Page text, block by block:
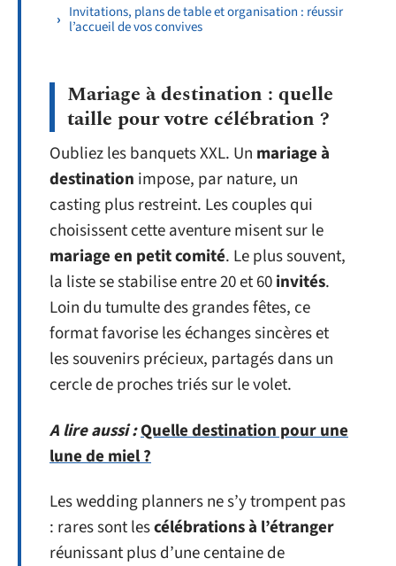
Invitations, plans de table et organisation : réussir
l’accueil de vos convives
Mariage à destination : quelle
taille pour votre célébration ?
Oubliez les banquets XXL. Un mariage à
destination impose, par nature, un
casting plus restreint. Les couples qui
choisissent cette aventure misent sur le
mariage en petit comité. Le plus souvent,
la liste se stabilise entre 20 et 60invités.
Loin du tumulte des grandes fêtes, ce
format favorise les échanges sincères et
les souvenirs précieux, partagés dans un
cercle de proches triés sur le volet.
A lire aussi :Quelle destination pour une
lune de miel ?
Les wedding planners ne s’y trompent pas
: rares sont lescélébrations à l’étranger
réunissant plus d’une centaine de